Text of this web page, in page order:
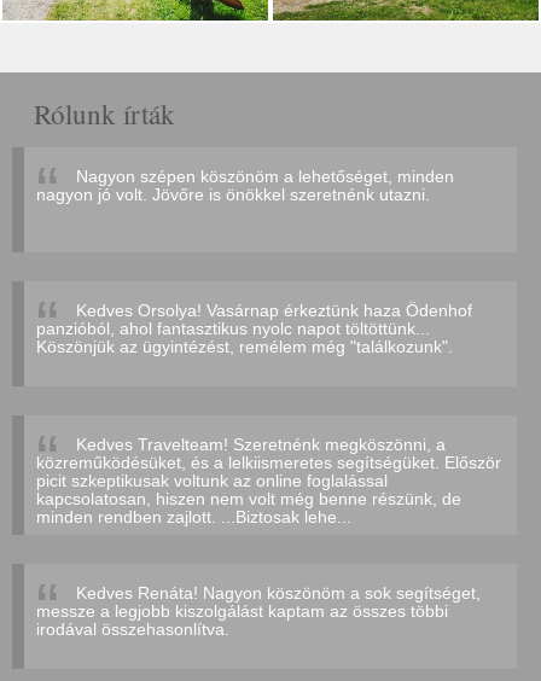
Rólunk írták
Nagyon szépen köszönöm a lehetőséget, minden
nagyon jó volt. Jövőre is önökkel szeretnénk utazni.
Kedves Orsolya! Vasárnap érkeztünk haza Ödenhof
panzióból, ahol fantasztikus nyolc napot töltöttünk...
Köszönjük az ügyintézést, remélem még "találkozunk".
Kedves Travelteam! Szeretnénk megköszönni, a
közreműködésüket, és a lelkiismeretes segítségüket. Először
picit szkeptikusak voltunk az online foglalással
kapcsolatosan, hiszen nem volt még benne részünk, de
minden rendben zajlott. ...Biztosak lehe...
Kedves Renáta! Nagyon köszönöm a sok segítséget,
messze a legjobb kiszolgálást kaptam az összes többi
irodával összehasonlítva.